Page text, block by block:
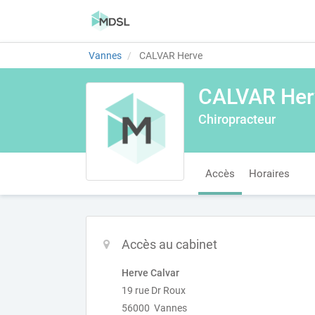
Vannes CALVAR Herve
CALVAR
Chiropracteur
Accès Horaires
Accès au cabinet
Herve Calvar
19 rue Dr Roux
56000 Vannes